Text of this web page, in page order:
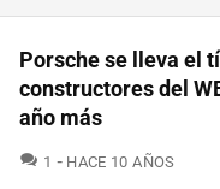
Porsche se lleva el
constructores del
año más
1 COMENTARIOS
HACE 10 AÑOS